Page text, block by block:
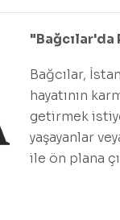
"Bağcılar'da
Bağcılar,
hayatının
getirmek
yaşayanlar
ile ön plana